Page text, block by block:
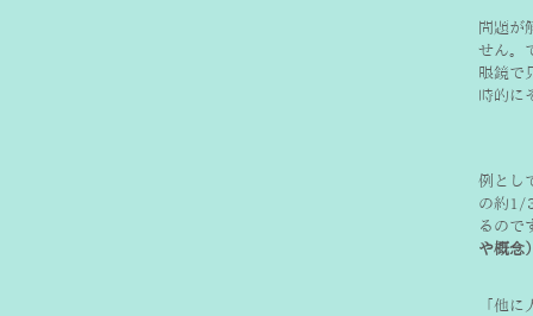
問題が
せん。
眼鏡で
時的に
例とし
の約1/
るので
や概念
「他